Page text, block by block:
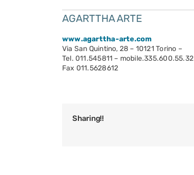
AGARTTHA ARTE
www.agarttha-arte.com
Via San Quintino, 28 – 10121 Torino –
Tel. 011.545811 – mobile.335.600.55.32
Fax 011.5628612
Sharing!!